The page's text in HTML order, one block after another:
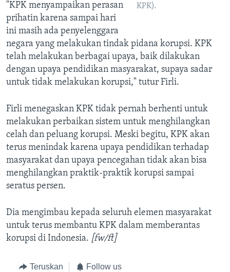
KPK).
"KPK menyampaikan perasan
prihatin karena sampai hari
ini masih ada penyelenggara
negara yang melakukan tindak pidana korupsi. KPK
telah melakukan berbagai upaya, baik dilakukan
dengan upaya pendidikan masyarakat, supaya sadar
untuk tidak melakukan korupsi," tutur Firli.
Firli menegaskan KPK tidak pernah berhenti untuk
melakukan perbaikan sistem untuk menghilangkan
celah dan peluang korupsi. Meski begitu, KPK akan
terus menindak karena upaya pendidikan terhadap
masyarakat dan upaya pencegahan tidak akan bisa
menghilangkan praktik-praktik korupsi sampai
seratus persen.
Dia mengimbau kepada seluruh elemen masyarakat
untuk terus membantu KPK dalam memberantas
korupsi di Indonesia. [fw/ft]
Teruskan Follow us